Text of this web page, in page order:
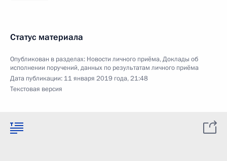
Статус материала
Опубликован в разделах: Новости личного приёма,Доклады об
исполнении поручений, данных по результатам личного приёма
Дата публикации: 11 января 2019 года, 21:48
Текстовая версия